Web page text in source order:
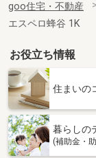
goo住宅・不動産
エスペロ蜂谷 1K
お役立ち情報
住まいの
暮らしの
(補助金・